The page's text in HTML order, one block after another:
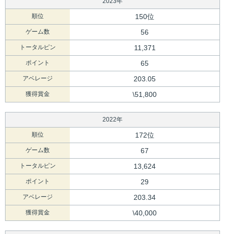
順位 150位
ゲーム数 56
トータルピン 11,371
ポイント 65
アベレージ 203.05
獲得賞金 \51,800
2022年
順位 172位
ゲーム数 67
トータルピン 13,624
ポイント 29
アベレージ 203.34
獲得賞金 \40,000